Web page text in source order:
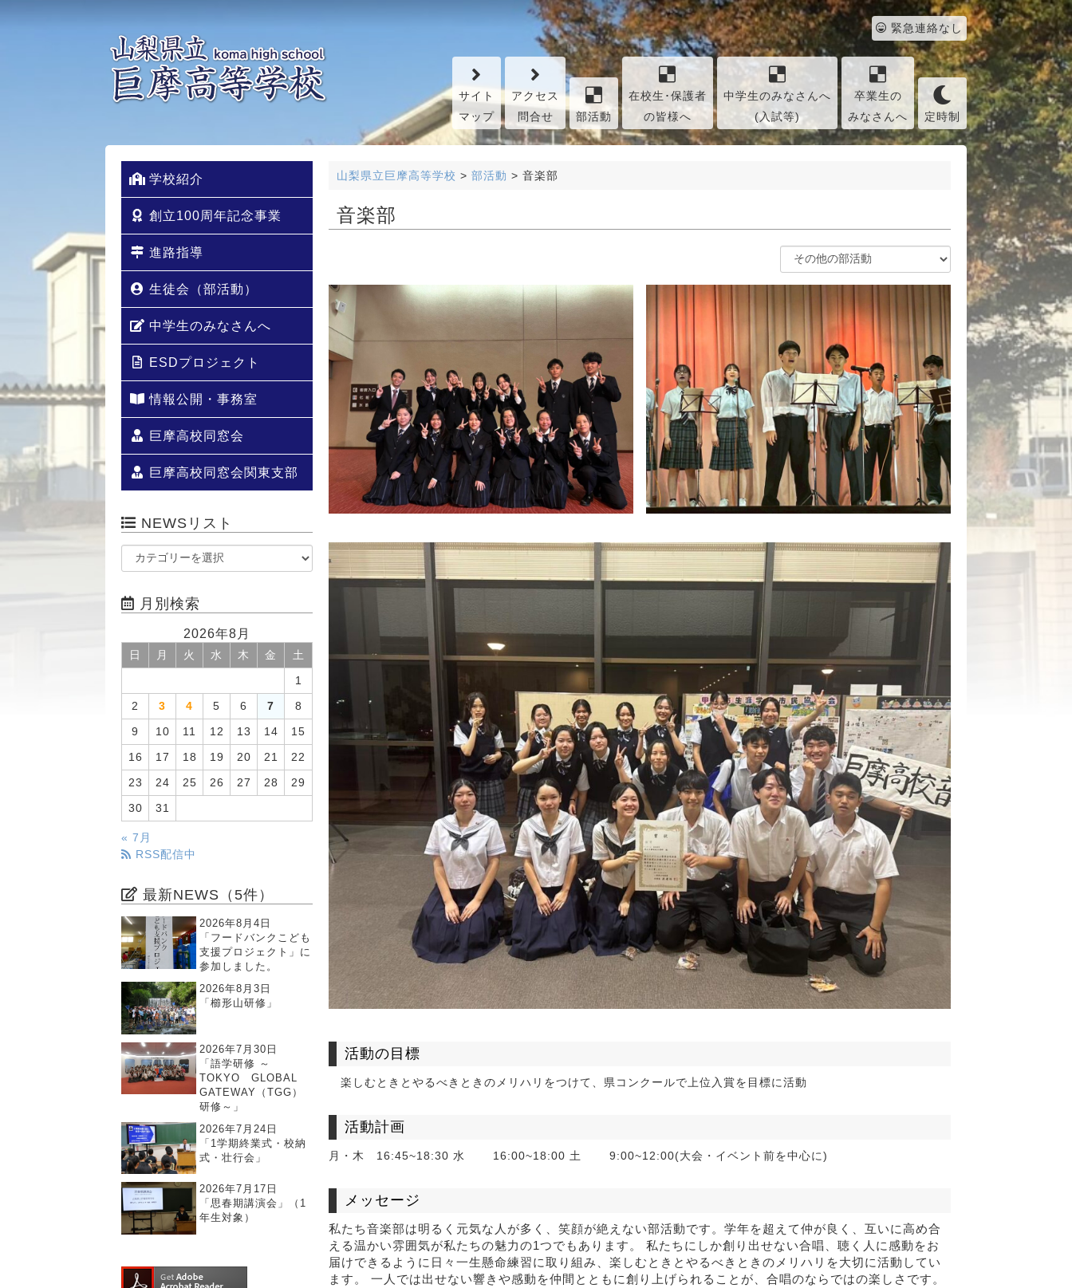
緊急連絡なし
サイト
マップ
アクセス
問合せ
部活動
在校生･保護者
の皆様へ
中学生のみなさんへ
(入試等)
卒業生の
みなさんへ
定時制
山梨県立巨摩高等学校 > 部活動 > 音楽部
音楽部
活動の目標
楽しむときとやるべきときのメリハリをつけて、県コンクールで上位入賞を目標に活動
活動計画
月・木 16:45~18:30 水 16:00~18:00 土 9:00~12:00(大会・イベント前を中心に)
メッセージ
私たち音楽部は明るく元気な人が多く、笑顔が絶えない部活動です。学年を超えて仲が良く、互いに高め合
える温かい雰囲気が私たちの魅力の1つでもあります。 私たちにしか創り出せない合唱、聴く人に感動をお
届けできるように日々一生懸命練習に取り組み、楽しむときとやるべきときのメリハリを大切に活動してい
ます。 一人では出せない響きや感動を仲間とともに創り上げられることが、合唱のならではの楽しさです。
学校紹介
創立100周年記念事業
進路指導
生徒会（部活動）
中学生のみなさんへ
ESDプロジェクト
情報公開・事務室
巨摩高校同窓会
巨摩高校同窓会関東支部
NEWSリスト
月別検索
2026年8月
日 月 火 水 木 金 土
1
2 3 4 5 6 7 8
9 10 11 12 13 14 15
16 17 18 19 20 21 22
23 24 25 26 27 28 29
30 31
« 7月
RSS配信中
最新NEWS（5件）
2026年8月4日
「フードバンクこども
支援プロジェクト」に
参加しました。
2026年8月3日
「櫛形山研修」
2026年7月30日
「語学研修 ～
TOKYO GLOBAL
GATEWAY（TGG）
研修～」
2026年7月24日
「1学期終業式・校納
式・壮行会」
2026年7月17日
「思春期講演会」（1
年生対象）